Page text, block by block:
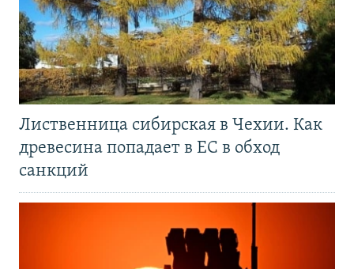
Лиственница сибирская в Чехии. Как
древесина попадает в ЕС в обход
санкций